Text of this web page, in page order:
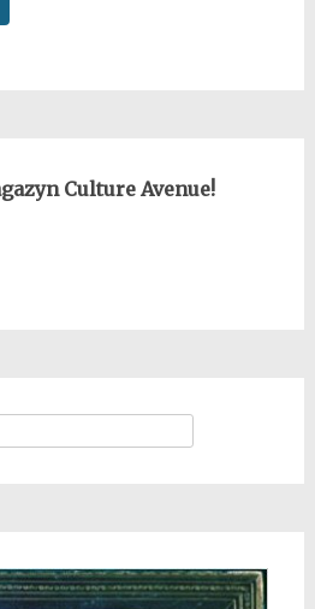
Culture Avenue!